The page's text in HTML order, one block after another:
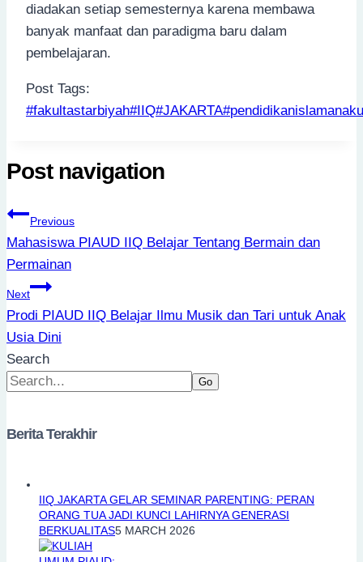
diadakan setiap semesternya karena membawa
banyak manfaat dan paradigma baru dalam
pembelajaran.
Post Tags:
#fakultastarbiyah#IIQ#JAKARTA#
Post navigation
Previous
Mahasiswa PIAUD IIQ Belajar Tentang Bermain dan
Permainan
Next
Prodi PIAUD IIQ Belajar Ilmu Musik dan Tari untuk Anak
Usia Dini
Search
Go
Berita Terakhir
IIQ JAKARTA GELAR SEMINAR PARENTING: PERAN
ORANG TUA JADI KUNCI LAHIRNYA GENERASI
BERKUALITAS5 MARCH 2026